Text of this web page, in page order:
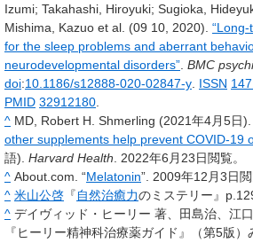
Izumi; Takahashi, Hiroyuki; Sugioka,
Mishima, Kazuo et al. (09 10, 2020).
for the sleep problems and aberrant
neurodevelopmental disorders” BMC
doi:10.1186/s12888-020-02847-y ISSN
PMID 32912180
^ MD, Robert H. Shmerling (2021年4月5日).
other supplements help prevent COVID-19
語). Harvard Health . 2022年6月23日閲覧。
^ About.com. “Melatonin”. 2009年12月3日閲
^ 米山公啓 『自然治癒力のミステリー』
^ デイヴィッド・ヒーリー 著、田島治、江
『ヒーリー精神科治療薬ガイド』（第5版